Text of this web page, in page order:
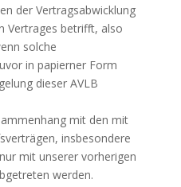
der Vertragsabwicklung
Vertrages betrifft, also
solche
in papierner Form
dieser AVLB
mit den mit
insbesondere
mit unserer vorherigen
werden.